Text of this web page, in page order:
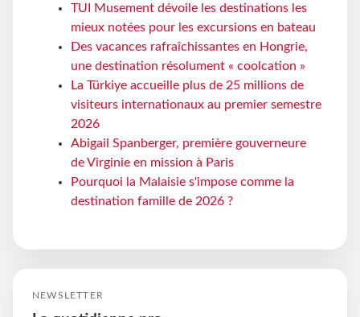
TUI Musement dévoile les destinations les
mieux notées pour les excursions en bateau
Des vacances rafraîchissantes en Hongrie,
une destination résolument « coolcation »
La Türkiye accueille plus de 25 millions de
visiteurs internationaux au premier semestre
2026
Abigail Spanberger, première gouverneure
de Virginie en mission à Paris
Pourquoi la Malaisie s'impose comme la
destination famille de 2026 ?
NEWSLETTER